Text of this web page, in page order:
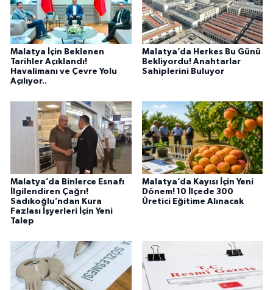
Malatya İçin Beklenen
Tarihler Açıklandı!
Havalimanı ve Çevre Yolu
Açılıyor..
Malatya’da Herkes Bu Günü
Bekliyordu! Anahtarlar
Sahiplerini Buluyor
Malatya’da Binlerce Esnafı
İlgilendiren Çağrı!
Sadıkoğlu’ndan Kura
Fazlası İşyerleri İçin Yeni
Talep
Malatya’da Kayısı İçin Yeni
Dönem! 10 İlçede 300
Üretici Eğitime Alınacak